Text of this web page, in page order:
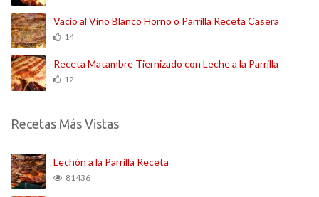
Vacío al Vino Blanco Horno o Parrilla Receta Casera
14
Receta Matambre Tiernizado con Leche a la Parrilla
12
Recetas Más Vistas
Lechón a la Parrilla Receta
81436